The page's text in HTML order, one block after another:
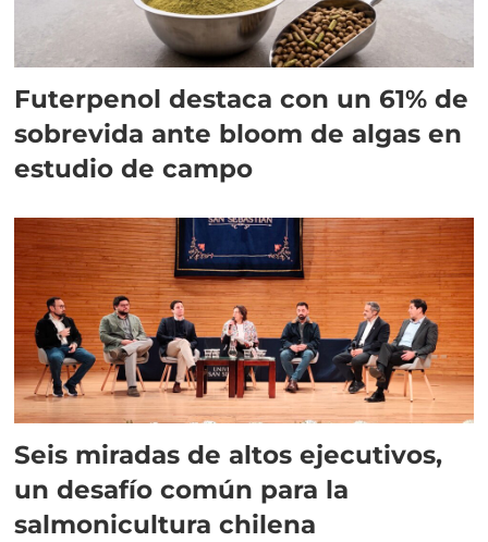
Futerpenol destaca con un 61% de
sobrevida ante bloom de algas en
estudio de campo
Seis miradas de altos ejecutivos,
un desafío común para la
salmonicultura chilena